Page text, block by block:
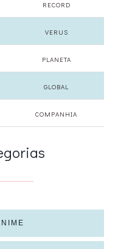
RECORD
VERUS
PLANETA
GLOBAL
COMPANHIA